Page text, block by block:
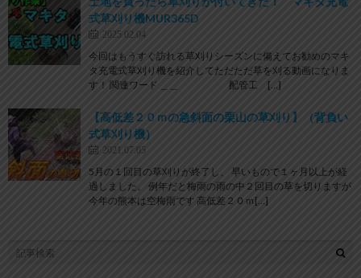
式草刈り機MUR365D
2025.02.04
今回はもうすぐ訪れる草刈りシーズンに備えてお勧めのマキ
タ充電式草刈り機を紹介してただただ草を刈る動画になりま
す！ 関連ワード ＿＿ 配管工 […]
【高低差２０ｍの急斜面の栗山の草刈り】（背負い
式草刈り機）
2021.07.05
5月の１回目の草刈りが終了し、 早いもので１ヶ月以上が経
過しました。 例年だと梅雨の雨の中２回目の草を切りますが
今年の熊本は空梅雨です 高低差２０ｍ[…]